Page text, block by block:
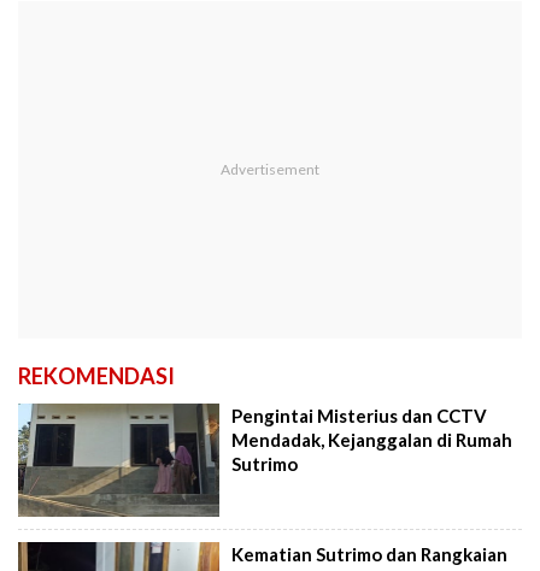
REKOMENDASI
Pengintai Misterius dan CCTV
Mendadak, Kejanggalan di Rumah
Sutrimo
Kematian Sutrimo dan Rangkaian